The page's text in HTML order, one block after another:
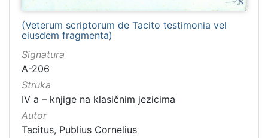
(Veterum scriptorum de Tacito testimonia vel
eiusdem fragmenta)
Signatura
A-206
Struka
IV a – knjige na klasičnim jezicima
Autor
Tacitus, Publius Cornelius